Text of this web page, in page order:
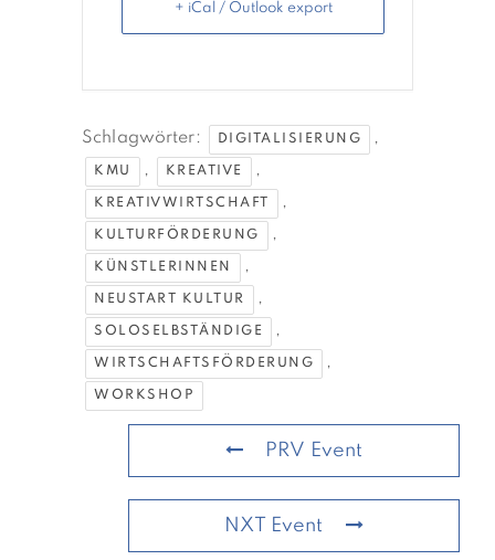
+ iCal / Outlook export
Schlagwörter: DIGITALISIERUNG ,
KMU , KREATIVE ,
KREATIVWIRTSCHAFT ,
KULTURFÖRDERUNG ,
KÜNSTLERINNEN ,
NEUSTART KULTUR ,
SOLOSELBSTÄNDIGE ,
WIRTSCHAFTSFÖRDERUNG ,
WORKSHOP
PRV Event
NXT Event